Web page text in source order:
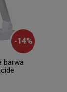
-14%
barwa